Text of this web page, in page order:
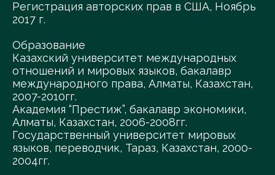
Регистрация авторских прав в США, Ноябрь
2017 г.
Образование
Казахский университет международных
отношений и мировых языков, бакалавр
международного права, Алматы, Казахстан,
2007-2010гг.
Академия “Престиж”, бакалавр экономики,
Алматы, Казахстан, 2006-2008гг.
Государственный университет мировых
языков, переводчик, Тараз, Казахстан, 2000-
2004гг.